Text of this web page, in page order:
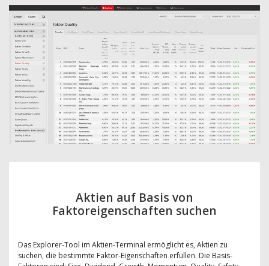
Aktien auf Basis von
Faktoreigenschaften suchen
Das Explorer-Tool im Aktien-Terminal ermöglicht es, Aktien zu
suchen, die bestimmte Faktor-Eigenschaften erfüllen. Die Basis-